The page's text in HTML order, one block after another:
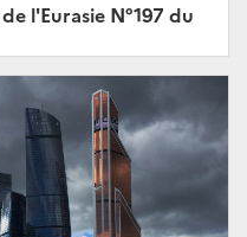
l'Eurasie N°197 du